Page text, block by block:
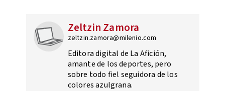
Zeltzin Zamora
zeltzin.zamora@milenio.com
Editora digital de La Afición,
amante de los deportes, pero
sobre todo fiel seguidora de los
colores azulgrana.